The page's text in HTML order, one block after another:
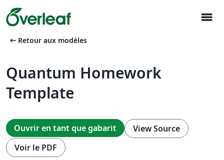
menu
arrow_left_alt Retour aux modèles
Quantum Homework
Template
Ouvrir en tant que gabarit
View Source
Voir le PDF